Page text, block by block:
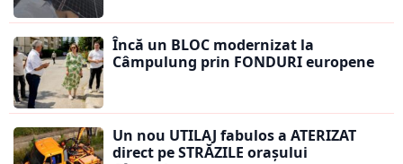
Încă un BLOC modernizat la
Câmpulung prin FONDURI europene
Un nou UTILAJ fabulos a ATERIZAT
direct pe STRĂZILE orașului